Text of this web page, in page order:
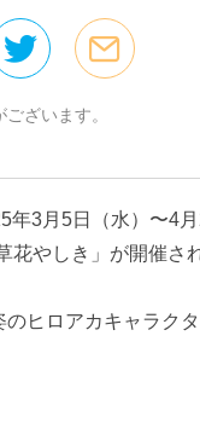
ざいます。
年3月5日（水）〜4
やしき」が開催さ
ヒロアカキャラク